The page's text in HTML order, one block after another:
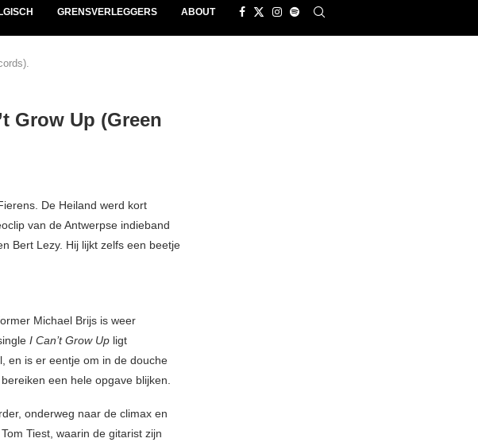
GRENSVERLEGGERS ABOUT
Grow Up (Green
De Heiland werd kort
van de Antwerpse indieband
Bert Lezy. Hij lijkt zelfs een beetje
Michael Brijs is weer
I Can’t Grow Up ligt
en is er eentje om in de douche
een hele opgave blijken.
onderweg naar de climax en
Tiest, waarin de gitarist zijn